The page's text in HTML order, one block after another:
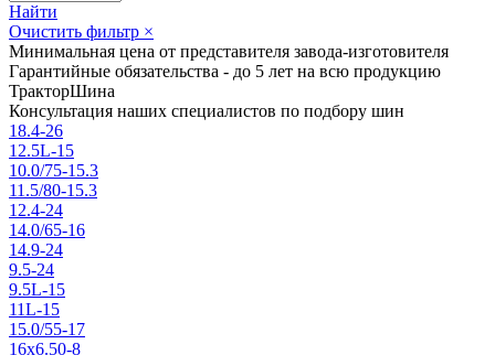
Найти
Очистить фильтр ×
Минимальная цена от представителя завода-изготовителя
Гарантийные обязательства - до 5 лет на всю продукцию
ТракторШина
Консультация наших специалистов по подбору шин
18.4-26
12.5L-15
10.0/75-15.3
11.5/80-15.3
12.4-24
14.0/65-16
14.9-24
9.5-24
9.5L-15
11L-15
15.0/55-17
16x6.50-8